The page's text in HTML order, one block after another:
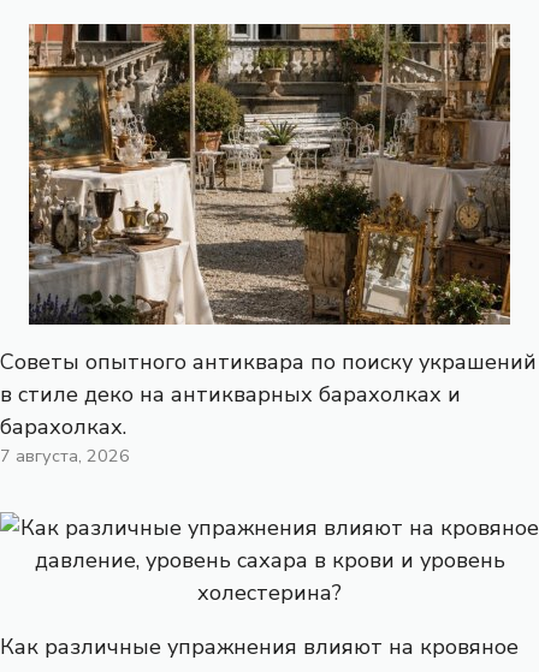
Советы опытного антиквара по поиску украшений
в стиле деко на антикварных барахолках и
барахолках.
7 августа, 2026
Как различные упражнения влияют на кровяное